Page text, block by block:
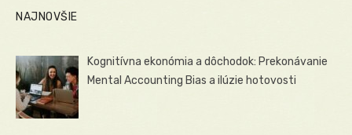
NAJNOVŠIE
Kognitívna ekonómia a dôchodok: Prekonávanie
Mental Accounting Bias a ilúzie hotovosti